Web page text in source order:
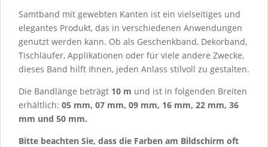
Samtband mit gewebten Kanten ist ein vielseitiges und
elegantes Produkt, das in verschiedenen Anwendungen
genutzt werden kann. Ob als Geschenkband, Dekorband,
Tischläufer, Applikationen oder für viele andere Zwecke,
dieses Band hilft Ihnen, jeden Anlass stilvoll zu gestalten.
Die Bandlänge beträgt 10 m und ist in folgenden Breiten
erhältlich: 05 mm, 07 mm, 09 mm, 16 mm, 22 mm, 36
mm und 50 mm.
Bitte beachten Sie, dass die Farben am Bildschirm oft